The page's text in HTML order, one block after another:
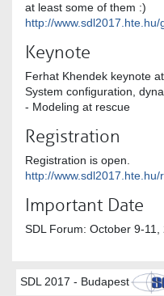
at least some of them :)
http://www.sdl2017.hte.hu/
Keynote
Ferhat Khendek keynote
System configuration,
- Modeling at rescue
Registration
Registration is open.
http://www.sdl2017.hte.hu/
Important Date
SDL Forum: October 9-11,
SDL 2017 - Budapest